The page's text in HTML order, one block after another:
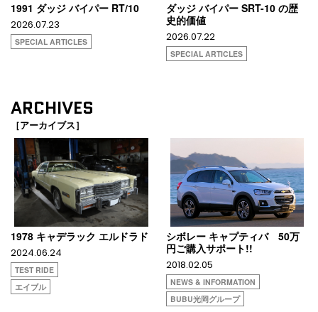
1991 ダッジ バイパー RT/10
2026.07.23
SPECIAL ARTICLES
ダッジ バイパー SRT-10 の歴
史的価値
2026.07.22
SPECIAL ARTICLES
ARCHIVES
［アーカイブス］
1978 キャデラック エルドラド
2024.06.24
TEST RIDE
エイブル
シボレー キャプティバ 50万
円ご購入サポート!!
2018.02.05
NEWS & INFORMATION
BUBU光岡グループ